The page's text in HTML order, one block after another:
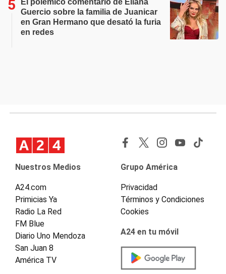
El polémico comentario de Eliana
Guercio sobre la familia de Juanicar
en Gran Hermano que desató la furia
en redes
Nuestros Medios
A24.com
Primicias Ya
Radio La Red
FM Blue
Diario Uno Mendoza
San Juan 8
América TV
Grupo América
Privacidad
Términos y Condiciones
Cookies
A24 en tu móvil